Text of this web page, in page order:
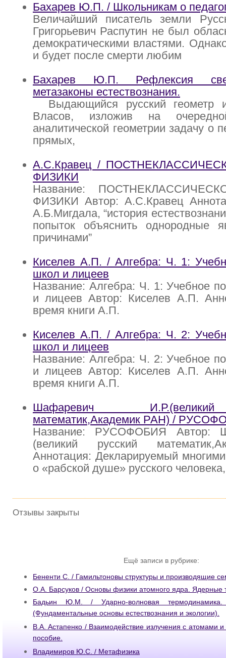
Бахарев Ю.П. / Школьникам о
Величайший писатель земли
Григорьевич Распутин не был
демократическими властями.
и будет после смерти любим
Бахарев Ю.П. Рефлексия
метазаконы естествознания.
Выдающийся русский геометр
Власов, изложив на
аналитической геометрии задачу о
прямых,
А.С.Кравец /
ФИЗИКИ
Название:
ФИЗИКИ Автор: А.С.Кравец
А.Б.Мигдала, “история
попыток объяснить однородные
причинами”
Киселев А.П. / Алгебра: Ч. 1:
школ и лицеев
Название: Алгебра: Ч. 1: Учебное
и лицеев Автор: Киселев А.П.
время книги А.П.
Киселев А.П. / Алгебра: Ч. 2:
школ и лицеев
Название: Алгебра: Ч. 2: Учебное
и лицеев Автор: Киселев А.П.
время книги А.П.
Шафаревич
математик,Академик РАН) /
Название: РУСОФОБИЯ Автор:
(великий русский
Аннотация: Декларируемый
о «рабской душе» русского
Отзывы закрыты
Ещё записи в рубрике:
Бененти С. / Гамильтоновы структуры и производящие
О.А. Барсуков / Основы физики атомного ядра. Ядерные
Бадьин Ю.М. / Ударно-волновая термодинамика.
(Фундаментальные основы естествознания и экологии).
В.А. Астапенко / Взаимодействие излучения с атомами
пособие.
Владимиров Ю.С. / Метафизика